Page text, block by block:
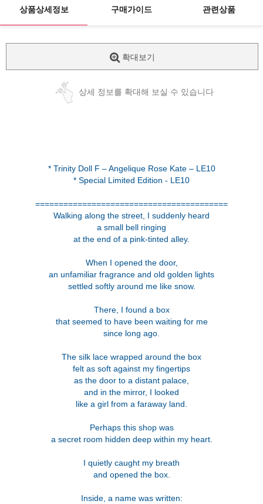
상품상세정보 구매가이드 관련상품
확대보기
상세 정보를 확대해 보실 수 있습니다
* Trinity Doll F – Angelique Rose Kate – LE10
* Special Limited Edition - LE10
=========================================
Walking along the street, I suddenly heard
a small bell ringing
at the end of a pink-tinted alley.
When I opened the door,
an unfamiliar fragrance and old golden lights
settled softly around me like snow.
There, I found a box
that seemed to have been waiting for me
since long ago.
The silk lace wrapped around the box
felt as soft against my fingertips
as the door to a distant palace,
and in the mirror, I looked
like a girl from a faraway land.
Perhaps this shop was
a secret room hidden deep within my heart.
I quietly caught my breath
and opened the box.
Inside, a name was written: